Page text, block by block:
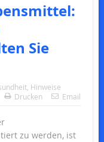
Sie
, Hinweise
Drucken
Email
zu werden, ist